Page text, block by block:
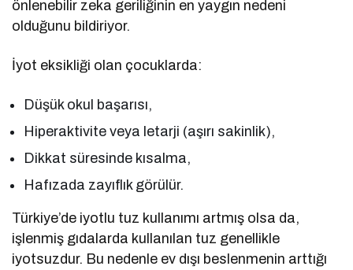
önlenebilir zeka geriliğinin en yaygın nedeni
olduğunu bildiriyor.
İyot eksikliği olan çocuklarda:
Düşük okul başarısı,
Hiperaktivite veya letarji (aşırı sakinlik),
Dikkat süresinde kısalma,
Hafızada zayıflık görülür.
Türkiye’de iyotlu tuz kullanımı artmış olsa da,
işlenmiş gıdalarda kullanılan tuz genellikle
iyotsuzdur. Bu nedenle ev dışı beslenmenin arttığı